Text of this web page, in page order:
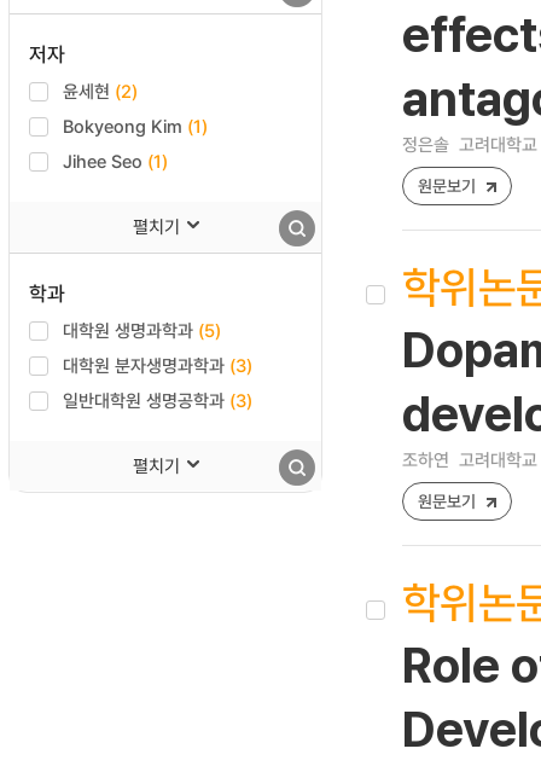
저자
윤세현 (2)
Bokyeong Kim (1)
Jihee Seo (1)
펼치기
학과
대학원 생명과학과 (5)
대학원 분자생명과학과 (3)
일반대학원 생명공학과 (3)
펼치기
정은솔 고려대학
원문보기
학위논
조하연 고려대학
원문보기
학위논
Role